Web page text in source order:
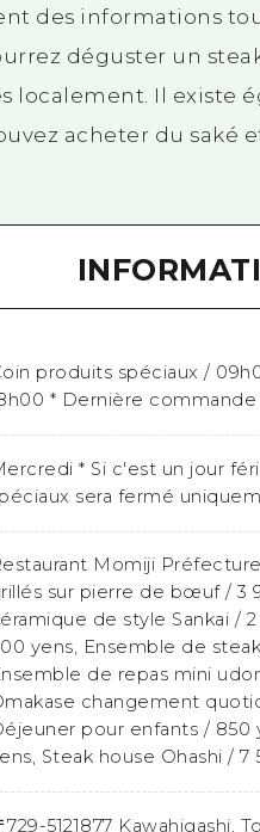
des informations
déguster un
localement. Il existe
acheter du saké
produits spéciaux /
* Dernière commande
* Si c'est un jour
sera fermé
Momiji
sur pierre de bœuf / 3
de style Sankai /
yens, Ensemble de
de repas mini
changement
pour enfants /
Steak house Ohashi / 7
729-5121877 Kawahigashi,